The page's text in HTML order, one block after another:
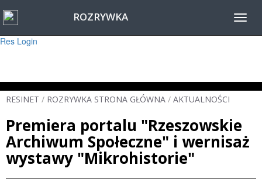
Warning
: session_start(): Failed to read session data: user (path: ) in
Res Login
ROZRYWKA
RESINET / ROZRYWKA STRONA GŁÓWNA / AKTUALNOŚCI
Premiera portalu "Rzeszowskie
Archiwum Społeczne" i wernisaż
wystawy "Mikrohistorie"